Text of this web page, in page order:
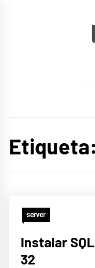
Etiqueta:
server
Instalar
32